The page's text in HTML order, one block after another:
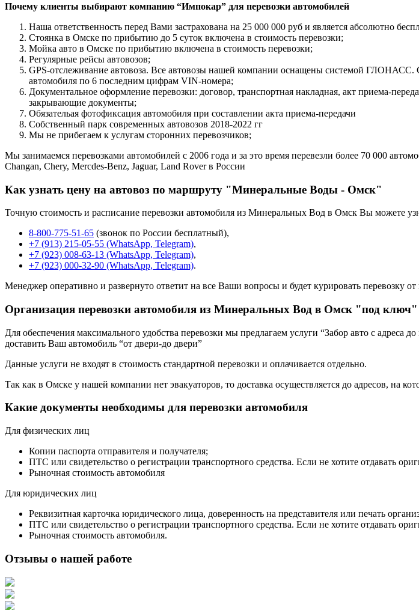
Почему клиенты выбирают компанию “Импокар” для перевозки автомобилей
Наша ответственность перед Вами застрахована на 25 000 000 руб и является абсолютно
Стоянка в Омске по прибытию до 5 суток включена в стоимость перевозки;
Мойка авто в Омске по прибытию включена в стоимость перевозки;
Регулярные рейсы автовозов;
GPS-отслеживание автовоза. Все автовозы нашей компании оснащены системой ГЛОНАСС.
автомобиля по 6 последним цифрам VIN-номера;
Документальное оформление перевозки: договор, транспортная накладная, акт приема-
закрывающие документы;
Обязательая фотофиксация автомобиля при составлении акта приема-передачи
Собственный парк современных автовозов 2018-2022 гг
Мы не прибегаем к услугам сторонних перевозчиков;
Мы занимаемся перевозками автомобилей с 2006 года и за это время перевезли более 70 000
Changan, Chery, Mercdes-Benz, Jaguar, Land Rover в России
Как узнать цену на автовоз по маршруту "Минеральные Воды - Омск"
Точную стоимость и расписание перевозки автомобиля из Минеральных Вод в Омск Вы можете
8-800-775-51-65 (звонок по России бесплатный),
+7 (913) 215-05-55 (WhatsApp, Telegram),
+7 (923) 008-63-13 (WhatsApp, Telegram),
+7 (923) 000-32-90 (WhatsApp, Telegram).
Менеджер оперативно и развернуто ответит на все Ваши вопросы и будет курировать перевозку
Организация перевозки автомобиля из Минеральных Вод в Омск "под ключ"
Для обеспечения максимального удобства перевозки мы предлагаем услуги “Забор авто с адреса
доставить Ваш автомобиль “от двери-до двери”
Данные услуги не входят в стоимость стандартной перевозки и оплачивается отдельно.
Так как в Омске у нашей компании нет эвакуаторов, то доставка осуществляется до адресов, на
Какие документы необходимы для перевозки автомобиля
Для физических лиц
Копии паспорта отправителя и получателя;
ПТС или свидетельство о регистрации транспортного средства. Если не хотите отдавать
Рыночная стоимость автомобиля
Для юридических лиц
Реквизитная карточка юридического лица, доверенность на представителя или печать
ПТС или свидетельство о регистрации транспортного средства. Если не хотите отдавать
Рыночная стоимость автомобиля.
Отзывы о нашей работе